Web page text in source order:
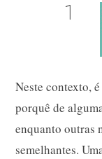
Neste contexto,
porquê de
enquanto outras
semelhantes.